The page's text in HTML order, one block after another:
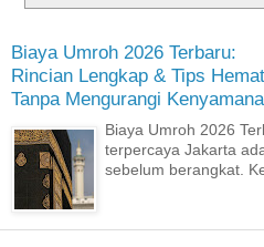
Biaya Umroh 2026 Terbaru:
Rincian Lengkap & Tips Hemat
Tanpa Mengurangi
Biaya Umroh 2026
terpercaya Jakarta
sebelum berangkat.